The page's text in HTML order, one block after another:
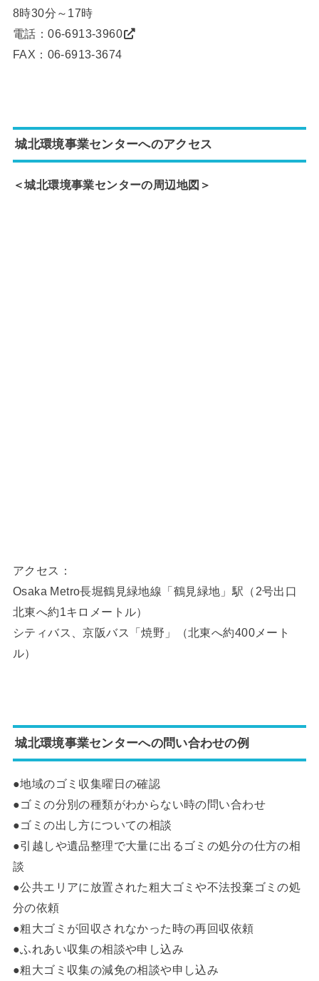
8時30分～17時
電話：06-6913-3960
FAX：06-6913-3674
城北環境事業センターへのアクセス
＜城北環境事業センターの周辺地図＞
アクセス：
Osaka Metro長堀鶴見緑地線「鶴見緑地」駅（2号出口
北東へ約1キロメートル）
シティバス、京阪バス「焼野」（北東へ約400メート
ル）
城北環境事業センターへの問い合わせの例
●地域のゴミ収集曜日の確認
●ゴミの分別の種類がわからない時の問い合わせ
●ゴミの出し方についての相談
●引越しや遺品整理で大量に出るゴミの処分の仕方の相
談
●公共エリアに放置された粗大ゴミや不法投棄ゴミの処
分の依頼
●粗大ゴミが回収されなかった時の再回収依頼
●ふれあい収集の相談や申し込み
●粗大ゴミ収集の減免の相談や申し込み